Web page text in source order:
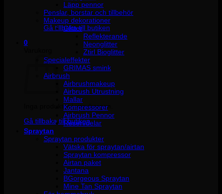
Inga produkter i varukorgen.
Gå tillbaka till butiken
0
Inga produkter i varukorgen.
Gå tillbaka till butiken
Läpp pennor
Penslar, borstar och tillbehör
Makeup dekorationer
Glitter
Reflekterande
Neonglitter
Ztirl Bioglitter
Specialeffekter
GRIMAS smink
Airbrush
Airbrushmakeup
Airbrush Utrustning
Mallar
Kompressorer
Airbrush Pennor
Reservdelar
Spraytan
Spraytan produkter
Vätska för spraytan/airtan
Spraytan kompressor
Airtan paket
Jantana
BGorgeous Spraytan
Mine Tan Spraytan